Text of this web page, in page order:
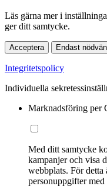
Läs gärna mer i
ger ditt samtycke.
Acceptera Endast
Integritetspolicy
Individuella
Marknadsföring per
Med ditt samtycke
kampanjer och visa
webbplats. För
personuppgifter